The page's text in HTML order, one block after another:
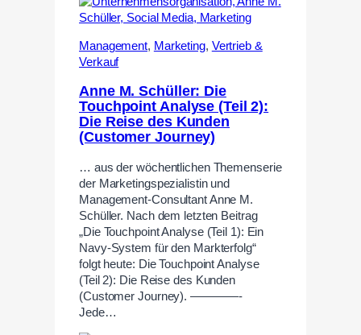
Management, Marketing, Vertrieb &
Verkauf
Anne M. Schüller: Die
Touchpoint Analyse (Teil 2):
Die Reise des Kunden
(Customer Journey)
… aus der wöchentlichen Themenserie
der Marketingspezialistin und
Management-Consultant Anne M.
Schüller. Nach dem letzten Beitrag
„Die Touchpoint Analyse (Teil 1): Ein
Navy-System für den Markterfolg“
folgt heute: Die Touchpoint Analyse
(Teil 2): Die Reise des Kunden
(Customer Journey). ————-
Jede…